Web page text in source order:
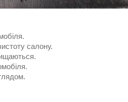
салону.